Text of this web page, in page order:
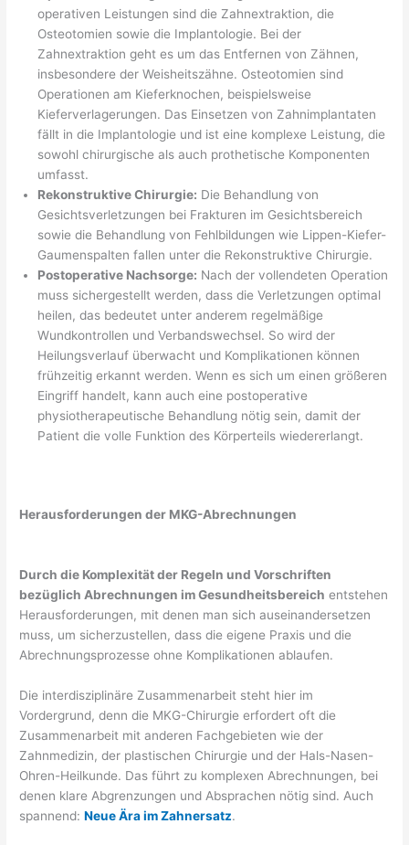
operativen Leistungen sind die Zahnextraktion, die
Osteotomien sowie die Implantologie. Bei der
Zahnextraktion geht es um das Entfernen von Zähnen,
insbesondere der Weisheitszähne. Osteotomien sind
Operationen am Kieferknochen, beispielsweise
Kieferverlagerungen. Das Einsetzen von Zahnimplantaten
fällt in die Implantologie und ist eine komplexe Leistung, die
sowohl chirurgische als auch prothetische Komponenten
umfasst.
Rekonstruktive Chirurgie: Die Behandlung von
Gesichtsverletzungen bei Frakturen im Gesichtsbereich
sowie die Behandlung von Fehlbildungen wie Lippen-Kiefer-
Gaumenspalten fallen unter die Rekonstruktive Chirurgie.
Postoperative Nachsorge: Nach der vollendeten Operation
muss sichergestellt werden, dass die Verletzungen optimal
heilen, das bedeutet unter anderem regelmäßige
Wundkontrollen und Verbandswechsel. So wird der
Heilungsverlauf überwacht und Komplikationen können
frühzeitig erkannt werden. Wenn es sich um einen größeren
Eingriff handelt, kann auch eine postoperative
physiotherapeutische Behandlung nötig sein, damit der
Patient die volle Funktion des Körperteils wiedererlangt.
Herausforderungen der MKG-Abrechnungen
Durch die Komplexität der Regeln und Vorschriften
bezüglich Abrechnungen im Gesundheitsbereich entstehen
Herausforderungen, mit denen man sich auseinandersetzen
muss, um sicherzustellen, dass die eigene Praxis und die
Abrechnungsprozesse ohne Komplikationen ablaufen.
Die interdisziplinäre Zusammenarbeit steht hier im
Vordergrund, denn die MKG-Chirurgie erfordert oft die
Zusammenarbeit mit anderen Fachgebieten wie der
Zahnmedizin, der plastischen Chirurgie und der Hals-Nasen-
Ohren-Heilkunde. Das führt zu komplexen Abrechnungen, bei
denen klare Abgrenzungen und Absprachen nötig sind. Auch
spannend:Neue Ära im Zahnersatz.